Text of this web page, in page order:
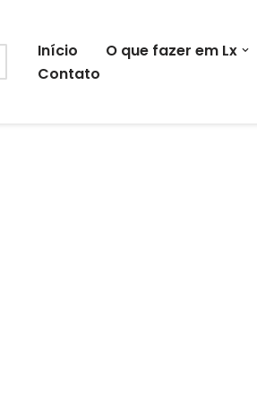
Início O que fazer em Lx
Contato